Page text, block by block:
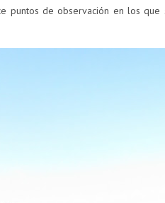
puntos de observación en los que